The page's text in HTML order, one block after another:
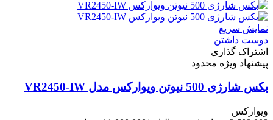
نمایش سریع
دوست داشتن
اشتراک گذاری
پیشنهاد ویژه محدود
بکس شارژی 500 نیوتن ویوارکس مدل VR2450-IW
ویوارکس